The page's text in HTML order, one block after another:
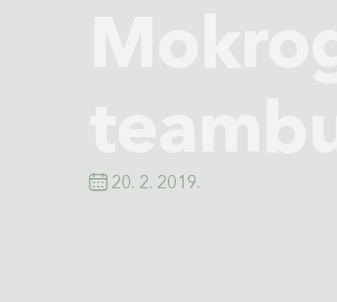
20. 2. 2019.